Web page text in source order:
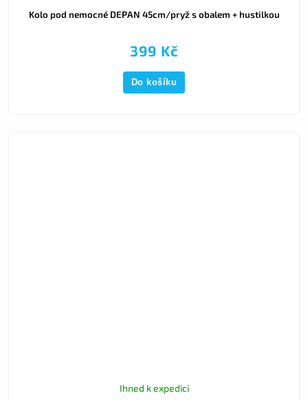
Kolo pod nemocné DEPAN 45cm/pryž s obalem + hustilkou
399 Kč
Do košíku
Ihned k expedici